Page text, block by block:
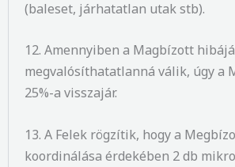
(baleset, járhatatlan utak stb).
12. Amennyiben a Magbízott
megvalósíthatatlanná válik, úgy a
25%-a visszajár.
13. A Felek rögzítik, hogy a
koordinálása érdekében 2 db